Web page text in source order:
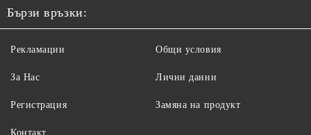
Бързи връзки:
Рекламации
За Нас
Регистрация
Контакт
Общи условия
Лични данни
Замяна на продукт